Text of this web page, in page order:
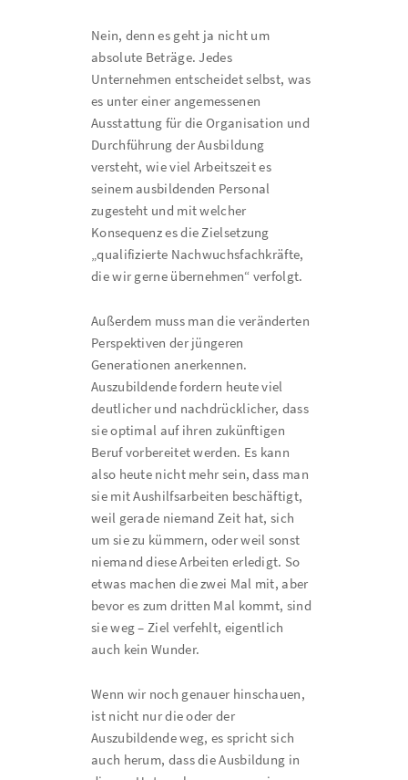
Nein, denn es geht ja nicht um
absolute Beträge. Jedes
Unternehmen entscheidet selbst, was
es unter einer angemessenen
Ausstattung für die Organisation und
Durchführung der Ausbildung
versteht, wie viel Arbeitszeit es
seinem ausbildenden Personal
zugesteht und mit welcher
Konsequenz es die Zielsetzung
„qualifizierte Nachwuchsfachkräfte,
die wir gerne übernehmen“ verfolgt.
Außerdem muss man die veränderten
Perspektiven der jüngeren
Generationen anerkennen.
Auszubildende fordern heute viel
deutlicher und nachdrücklicher, dass
sie optimal auf ihren zukünftigen
Beruf vorbereitet werden. Es kann
also heute nicht mehr sein, dass man
sie mit Aushilfsarbeiten beschäftigt,
weil gerade niemand Zeit hat, sich
um sie zu kümmern, oder weil sonst
niemand diese Arbeiten erledigt. So
etwas machen die zwei Mal mit, aber
bevor es zum dritten Mal kommt, sind
sie weg – Ziel verfehlt, eigentlich
auch kein Wunder.
Wenn wir noch genauer hinschauen,
ist nicht nur die oder der
Auszubildende weg, es spricht sich
auch herum, dass die Ausbildung in